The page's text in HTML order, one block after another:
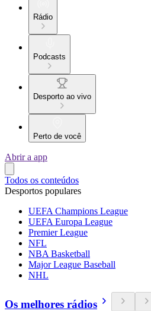
Rádio
Podcasts
Desporto ao vivo
Perto de você
Abrir a app
Todos os conteúdos
Desportos populares
UEFA Champions League
UEFA Europa League
Premier League
NFL
NBA Basketball
Major League Baseball
NHL
Os melhores rádios